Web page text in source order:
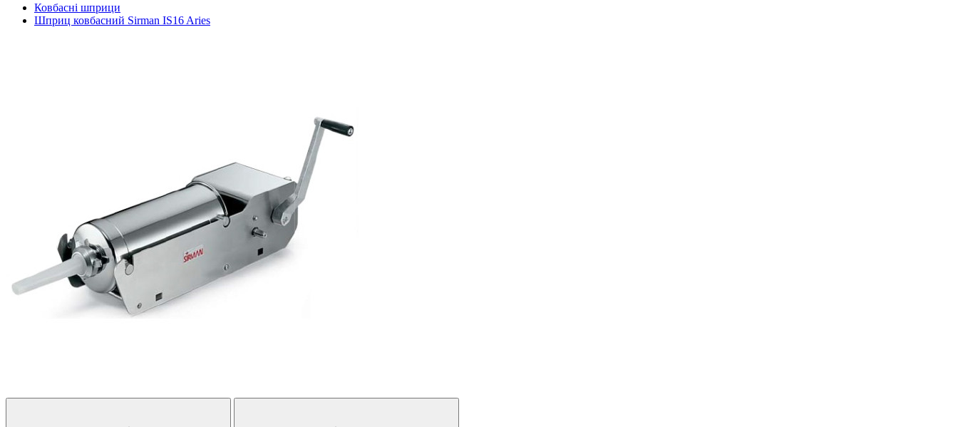
Ковбасні шприци
Шприц ковбасний Sirman IS16 Aries